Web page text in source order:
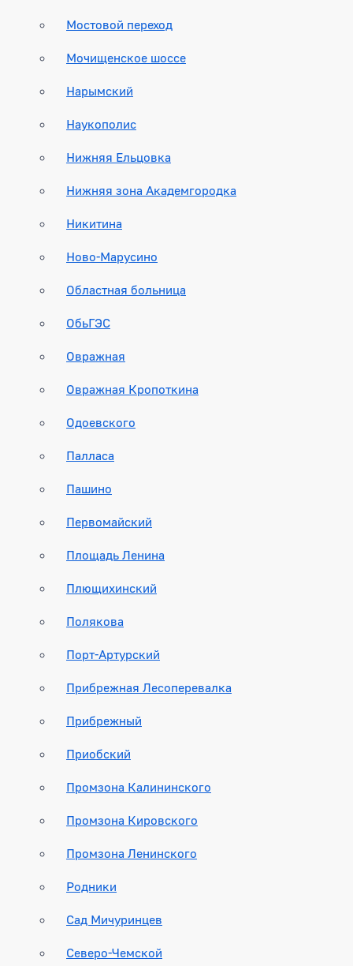
Мостовой переход
Мочищенское шоссе
Нарымский
Наукополис
Нижняя Ельцовка
Нижняя зона Академгородка
Никитина
Ново-Марусино
Областная больница
ОбьГЭС
Овражная
Овражная Кропоткина
Одоевского
Палласа
Пашино
Первомайский
Площадь Ленина
Плющихинский
Полякова
Порт-Артурский
Прибрежная Лесоперевалка
Прибрежный
Приобский
Промзона Калининского
Промзона Кировского
Промзона Ленинского
Родники
Сад Мичуринцев
Северо-Чемской